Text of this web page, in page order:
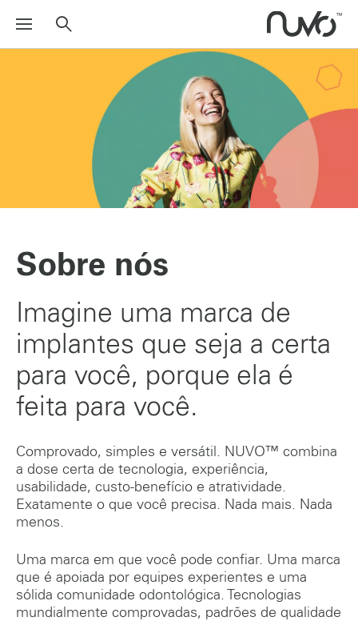
Sobre nós
Imagine uma marca de
implantes que seja a certa
para você, porque ela é
feita para você.
Comprovado, simples e versátil. NUVO™ combina
a dose certa de tecnologia, experiência,
usabilidade, custo-benefício e atratividade.
Exatamente o que você precisa. Nada mais. Nada
menos.
Uma marca em que você pode confiar. Uma marca
que é apoiada por equipes experientes e uma
sólida comunidade odontológica. Tecnologias
mundialmente comprovadas, padrões de qualidade